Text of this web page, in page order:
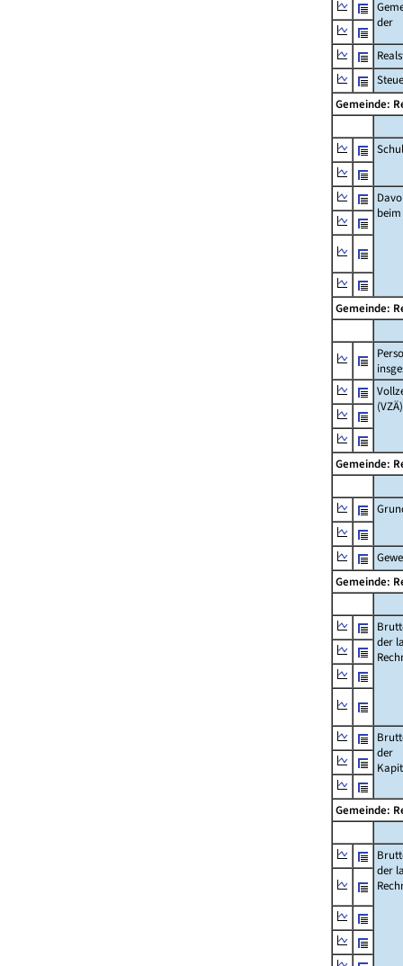
der
Gemeinde:
beim
Gemeinde:
(VZÄ)
Gemeinde:
Gemeinde:
der
der
Gemeinde:
der